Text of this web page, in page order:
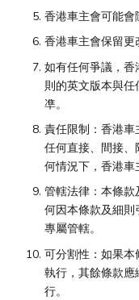
香港車主會可能會
香港車主會保留更
如有任何爭議，
則的英文版本與
凖。
責任限制：香港
任何直接、間接
何情況下，香港車
管轄法律：本條
何因本條款及細
專屬管轄。
可分割性：如果
執行，其餘條款
行。